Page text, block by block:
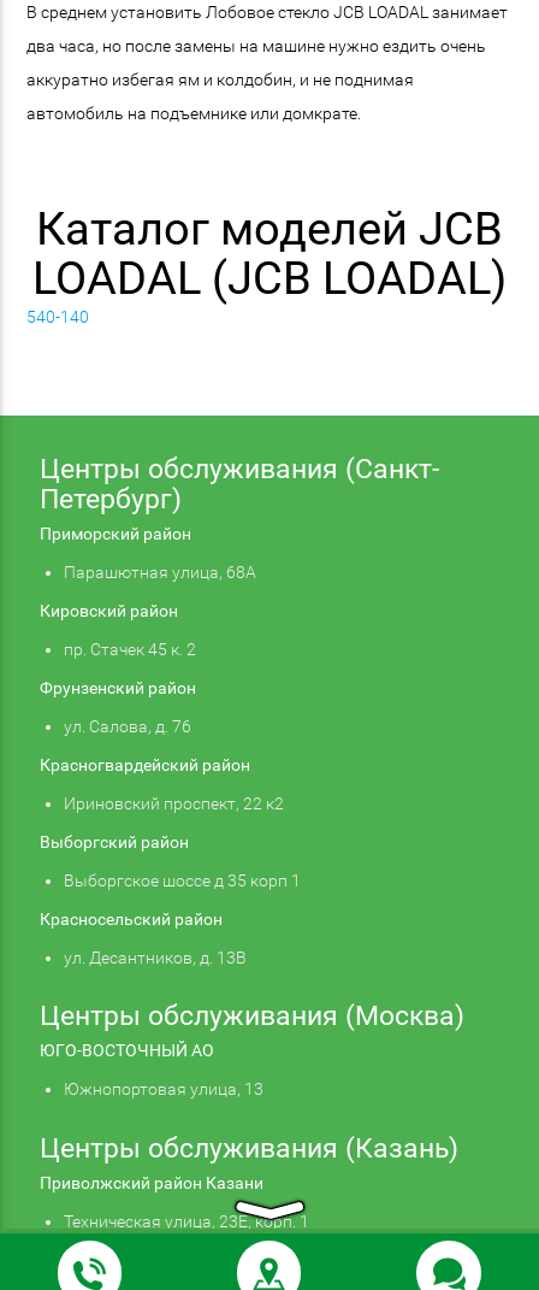
В среднем установить Лобовое стекло JCB LOADAL занимает
два часа, но после замены на машине нужно ездить очень
аккуратно избегая ям и колдобин, и не поднимая
автомобиль на подъемнике или домкрате.
Каталог моделей JCB
LOADAL (JCB LOADAL)
540-140
Центры обслуживания (Санкт-
Петербург)
Приморский район
Парашютная улица, 68А
Кировский район
пр. Стачек 45 к. 2
Фрунзенский район
ул. Салова, д. 76
Красногвардейский район
Ириновский проспект, 22 к2
Выборгский район
Выборгское шоссе д 35 корп 1
Красносельский район
ул. Десантников, д. 13В
Центры обслуживания (Москва)
ЮГО-ВОСТОЧНЫЙ АО
Южнопортовая улица, 13
Центры обслуживания (Казань)
Приволжский район Казани
Техническая улица, 23Е, корп. 1
Подтверждаю
Продолжая использовать наш сайт, вы даете
согласие на обработку файлов cookie,